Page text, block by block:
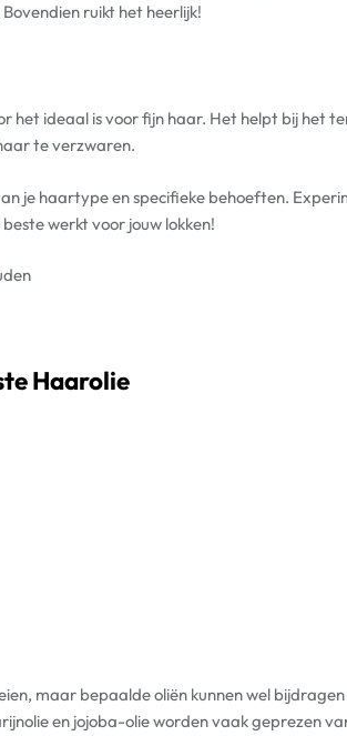
ruikt het heerlijk!
het ideaal is voor fijn haar. Het helpt bij het
te verzwaren.
je haartype en specifieke behoeften.
werkt voor jouw lokken!
Haarolie
maar bepaalde oliën kunnen wel
en jojoba-olie worden vaak geprezen